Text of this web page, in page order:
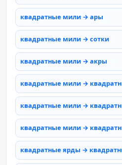
квадратные мили → ары
квадратные мили → сотки
квадратные мили → акры
квадратные мили →
квадратные мили →
квадратные мили →
квадратные ярды →